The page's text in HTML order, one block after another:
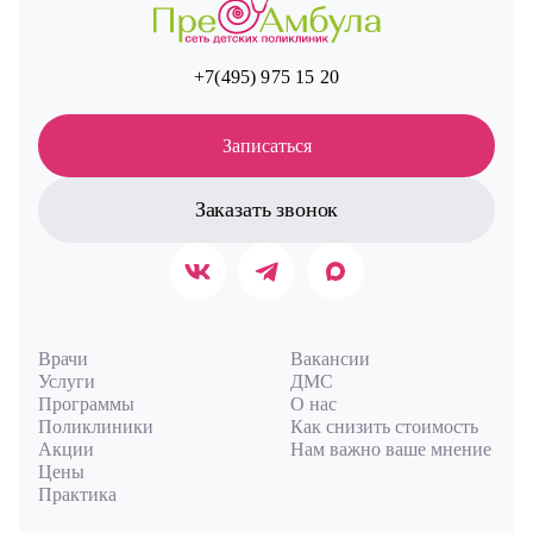
+7(495) 975 15 20
Записаться
Заказать звонок
Врачи
Услуги
Программы
Поликлиники
Акции
Цены
Практика
Вакансии
ДМС
О нас
Как снизить стоимость
Нам важно ваше мнение